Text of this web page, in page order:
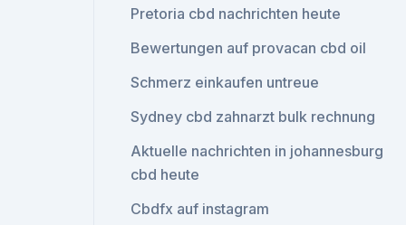
Pretoria cbd nachrichten heute
Bewertungen auf provacan cbd oil
Schmerz einkaufen untreue
Sydney cbd zahnarzt bulk rechnung
Aktuelle nachrichten in johannesburg
cbd heute
Cbdfx auf instagram